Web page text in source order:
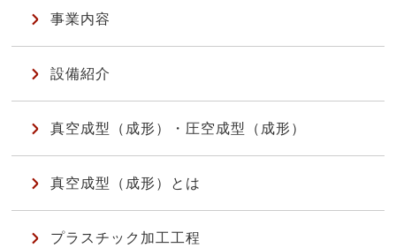
事業内容
設備紹介
真空成型（成形）・圧空成型（成形）
真空成型（成形）とは
プラスチック加工工程